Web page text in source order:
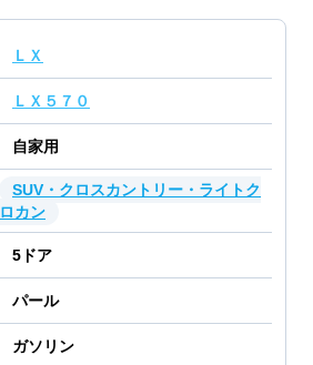
ＬＸ
ＬＸ５７０
自家用
SUV・クロスカントリー・ライトク
ロカン
5 ドア
パール
ガソリン